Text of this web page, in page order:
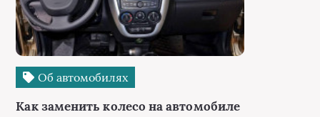
Об автомобилях
Как заменить колесо на автомобиле